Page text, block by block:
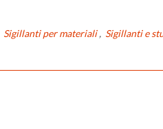
Sigillanti per materiali, Sigillanti e